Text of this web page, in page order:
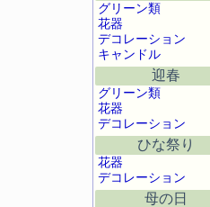
グリーン類
花器
デコレーション
キャンドル
迎春
グリーン類
花器
デコレーション
ひな祭り
花器
デコレーション
母の日